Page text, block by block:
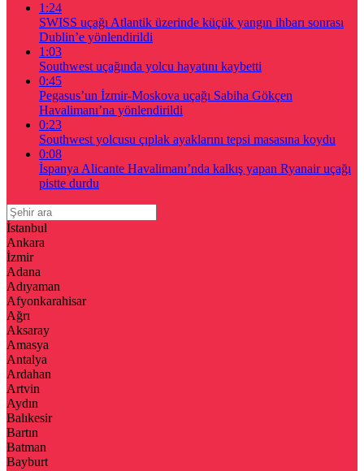
1:24
SWISS uçağı Atlantik üzerinde küçük yangın ihbarı sonrası
Dublin’e yönlendirildi
1:03
Southwest uçağında yolcu hayatını kaybetti
0:45
Pegasus’un İzmir-Moskova uçağı Sabiha Gökçen
Havalimanı’na yönlendirildi
0:23
Southwest yolcusu çıplak ayaklarını tepsi masasına koydu
0:08
İspanya Alicante Havalimanı’nda kalkış yapan Ryanair uçağı
pistte durdu
İstanbul
Ankara
İzmir
Adana
Adıyaman
Afyonkarahisar
Ağrı
Aksaray
Amasya
Antalya
Ardahan
Artvin
Aydın
Balıkesir
Bartın
Batman
Bayburt